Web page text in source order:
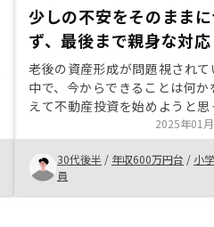
少しの不安をそのまま
ず、最後まで親身な対応
老後の資産形成が問題視されて
中で、今からできることは何か
えて不動産投資を始めようと思
た。また働きながら何かを進め
くことを考えたときに、時間が
れないものが良いと思ったの
な理由である。
2025年01
30代後半 / 年収600万円台 / 小
員